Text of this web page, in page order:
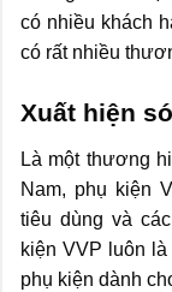
có nhiều khách
có rất nhiều
Xuất hiện
Là một thương
Nam, phụ kiện
tiêu dùng và
kiện VVP luôn
phụ kiện dành